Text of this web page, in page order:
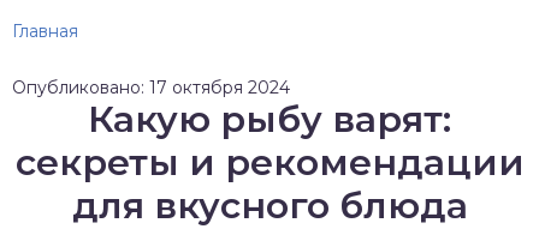
Главная
Опубликовано: 17 октября 2024
Какую рыбу варят:
секреты и рекомендации
для вкусного блюда